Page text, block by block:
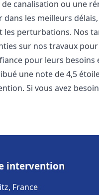
canalisation ou une
les meilleurs
les perturbations. Nos
sur nos travaux
pour leurs besoins
une note de 4,5
Si vous avez
intervention
France